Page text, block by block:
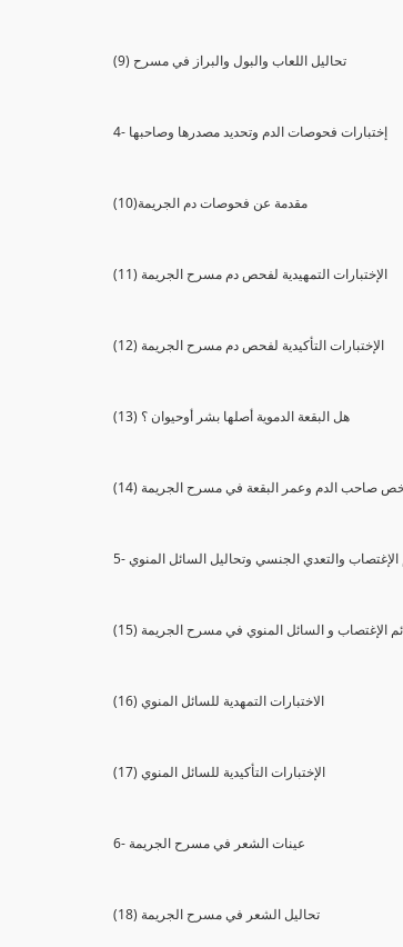
(9) تحاليل اللعاب والبول والبراز في مسرح
4- إختبارات فحوصات الدم وتحديد مصدرها وصاحبها
(10)مقدمة عن فحوصات دم الجريمة
(11) الإختبارات التمهيدية لفحص دم مسرح الجريمة
(12) الإختبارات التأكيدية لفحص دم مسرح الجريمة
(13) هل البقعة الدموية أصلها بشر أوحيوان ؟
الشخص صاحب الدم وعمر البقعة في مسرح الجريمة
الإغتصاب والتعدي الجنسي وتحاليل السائل المنوي
الإغتصاب و السائل المنوي في مسرح الجريمة
(16) الاختبارات التمهدية للسائل المنوي
(17) الإختبارات التأكيدية للسائل المنوي
6- عينات الشعر في مسرح الجريمة
(18) تحاليل الشعر في مسرح الجريمة